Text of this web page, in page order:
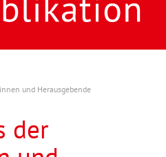
und Herausgebende
der